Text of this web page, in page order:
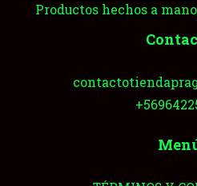
Productos hechos a